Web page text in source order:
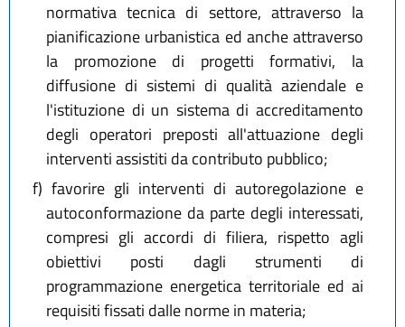
normativa tecnica di settore, attraverso la
pianificazione urbanistica ed anche attraverso
la promozione di progetti formativi, la
diffusione di sistemi di qualità aziendale e
l'istituzione di un sistema di accreditamento
degli operatori preposti all'attuazione degli
interventi assistiti da contributo pubblico;
f) favorire gli interventi di autoregolazione e
autoconformazione da parte degli interessati,
compresi gli accordi di filiera, rispetto agli
obiettivi posti dagli strumenti di
programmazione energetica territoriale ed ai
requisiti fissati dalle norme in materia;